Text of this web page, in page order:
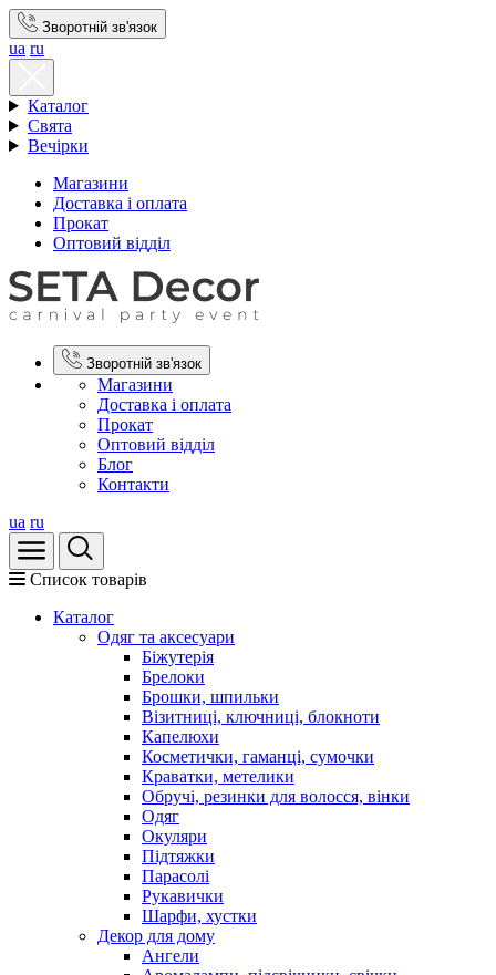
Зворотній зв'язок
ua ru
Каталог
Свята
Вечірки
Магазини
Доставка і оплата
Прокат
Оптовий відділ
Зворотній зв'язок
Магазини
Доставка і оплата
Прокат
Оптовий відділ
Блог
Контакти
ua ru
Список товарів
Каталог
Oдяг та аксесуари
Біжутерія
Брелоки
Брошки, шпильки
Візитниці, ключниці, блокноти
Капелюхи
Косметички, гаманці, сумочки
Краватки, метелики
Обручі, резинки для волосся, вінки
Одяг
Окуляри
Підтяжки
Парасолі
Рукавички
Шарфи, хустки
Декор для дому
Ангели